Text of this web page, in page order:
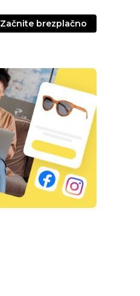
Začnite brezplačno